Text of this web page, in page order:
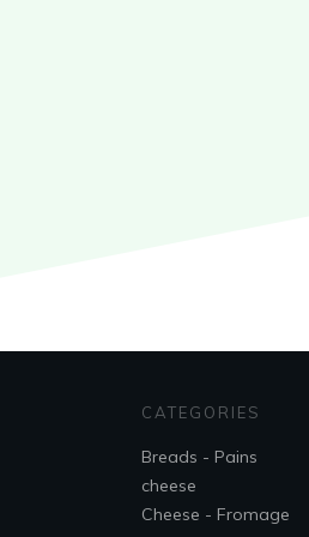
CATEGORIES
Breads - Pains
cheese
Cheese - Fromage